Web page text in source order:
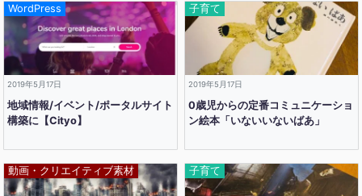
WordPress
2019年5月17日
地域情報/イベント/ポータルサイト
構築に【Cityo】
子育て
2019年5月17日
0歳児からの定番コミュニケーショ
ン絵本「いないいないばあ」
動画・クリエイティブ素材 子育て